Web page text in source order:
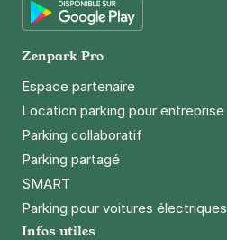
Zenpark Pro
Espace partenaire
Location parking pour entreprise
Parking collaboratif
Parking partagé
SMART
Parking pour voitures électriques
Infos utiles